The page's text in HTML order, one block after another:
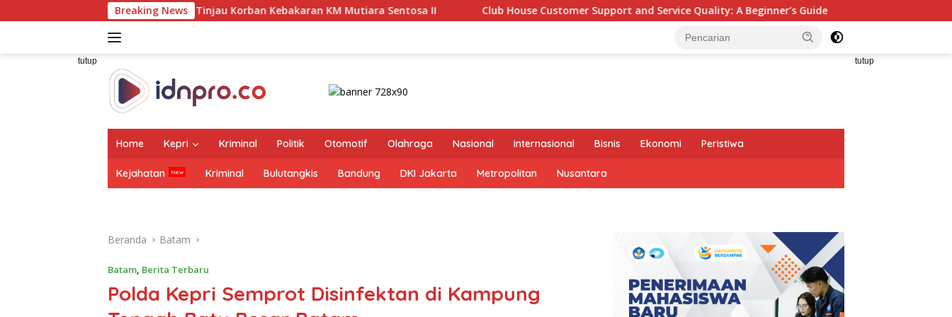
ke
Breaking News
Raharja Tinjau Korban Kebakaran KM Mutiara Sentosa II Club House Customer Support and Service Quality: A Beginner’s Guide Gelar Audiensi, Jasa Raharja dan
tutup tutup
Home Kepri Kriminal Politik Otomotif Olahraga Nasional Internasional Bisnis Ekonomi Peristiwa
Kejahatan Kriminal Bulutangkis Bandung DKI Jakarta Metropolitan Nusantara
Beranda Batam
Batam, Berita Terbaru
Polda Kepri Semprot Disinfektan di Kampung